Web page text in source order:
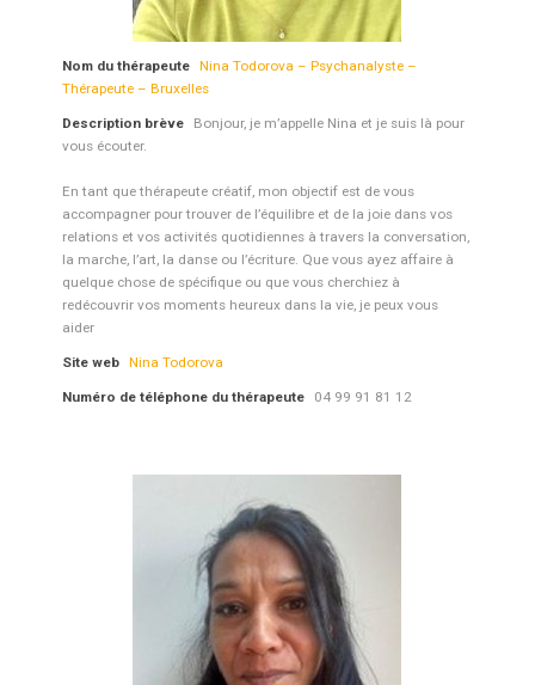
Nom du thérapeute Nina Todorova – Psychanalyste –
Thérapeute – Bruxelles
Description brève
Bonjour, je m’appelle Nina et je suis là pour
vous écouter.
En tant que thérapeute créatif, mon objectif est de vous
accompagner pour trouver de l’équilibre et de la joie dans vos
relations et vos activités quotidiennes à travers la conversation,
la marche, l’art, la danse ou l’écriture. Que vous ayez affaire à
quelque chose de spécifique ou que vous cherchiez à
redécouvrir vos moments heureux dans la vie, je peux vous
aider
Site web Nina Todorova
Numéro de téléphone du thérapeute 04 99 91 81 12